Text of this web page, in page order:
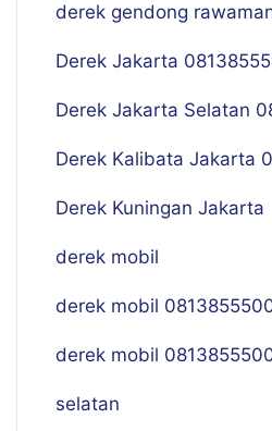
derek gendong
Derek Jakarta
Derek Jakarta Selatan
Derek Kalibata Jakarta
Derek Kuningan Jakarta
derek mobil
derek mobil
derek mobil
selatan